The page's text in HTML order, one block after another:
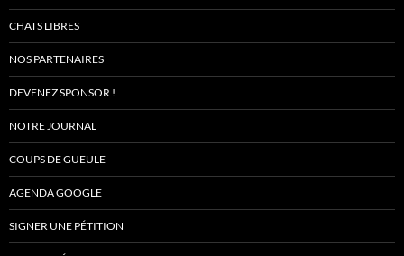
CHATS LIBRES
NOS PARTENAIRES
DEVENEZ SPONSOR !
NOTRE JOURNAL
COUPS DE GUEULE
AGENDA GOOGLE
SIGNER UNE PÉTITION